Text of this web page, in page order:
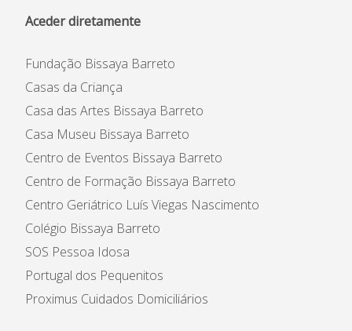
Aceder diretamente
Fundação Bissaya Barreto
Casas da Criança
Casa das Artes Bissaya Barreto
Casa Museu Bissaya Barreto
Centro de Eventos Bissaya Barreto
Centro de Formação Bissaya Barreto
Centro Geriátrico Luís Viegas Nascimento
Colégio Bissaya Barreto
SOS Pessoa Idosa
Portugal dos Pequenitos
Proximus Cuidados Domiciliários